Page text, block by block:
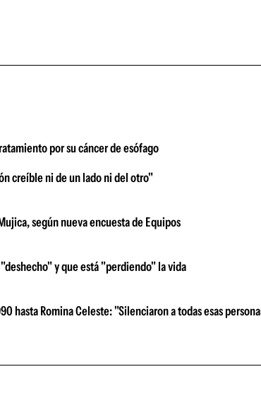
por su cáncer de esófago
creíble ni de un lado ni del otro"
según nueva encuesta de Equipos
y que está "perdiendo" la vida
hasta Romina Celeste: "Silenciaron a todas esas